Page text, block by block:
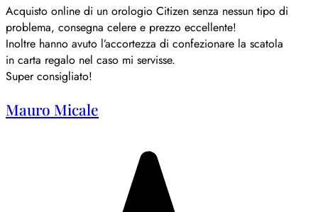
Acquisto online di un orologio Citizen senza nessun tipo di
problema, consegna celere e prezzo eccellente!
Inoltre hanno avuto l’accortezza di confezionare la scatola
in carta regalo nel caso mi servisse.
Super consigliato!
Mauro Micale